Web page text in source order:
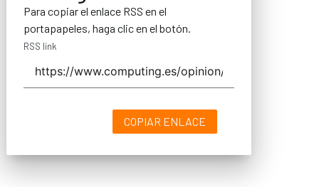
Para copiar el enlace RSS en el
portapapeles, haga clic en el botón.
RSS link
COPIAR ENLACE